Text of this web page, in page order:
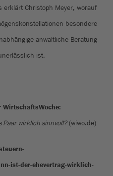
erklärt Christoph Meyer, worauf
besondere
anwaltliche Beratung
ist.
Paar wirklich sinnvoll?(wiwo.de)
ist-der-ehevertrag-wirklich-